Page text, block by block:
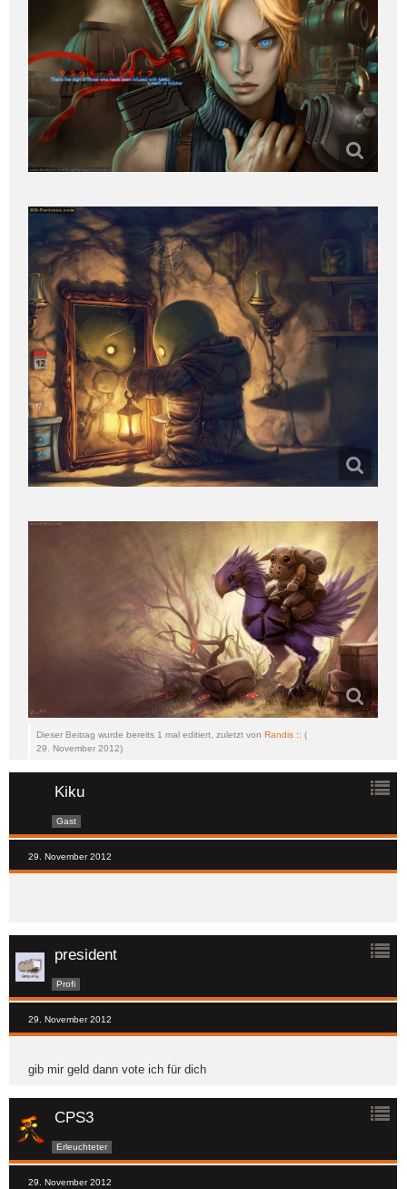
Dieser Beitrag wurde bereits 1 mal editiert, zuletzt von Randis :: (
29. November 2012)
Kiku
Gast
29. November 2012
president
Profi
29. November 2012
gib mir geld dann vote ich für dich
CPS3
Erleuchteter
29. November 2012